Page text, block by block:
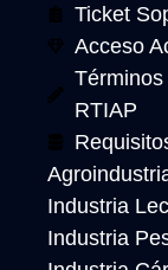
Ticket
Acceso
RTIAP
Industria
Industria